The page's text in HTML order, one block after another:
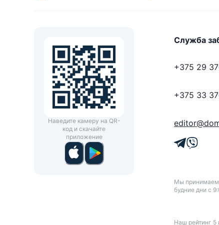
Наведите камеру на QR-
код и скачайте
приложение
Служба
+375 29
+375 33
Мы принимаем
будние дни с
Наш рейтинг 5